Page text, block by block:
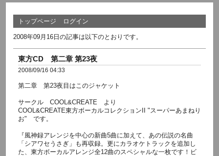
トップページ ログイン
2008年09月16日の記事は以下のとおりです。
東方CD 第二章 第23夜
2008/09/16 04:33
第二章 第23夜目はこのジャケット
サークル COOL&CREATE より
COOL&CREATE東方ボーカルコレクションII "スーパーあまねり
お" です。
『風神録アレンジを中心の新曲5曲に加えて、あの伝説の名曲
「シアワセうさぎ」も再収録。更にカラオケトラックを追加し
た、東方ボーカルアレンジ全12曲のスペシャルな一枚です！ビ